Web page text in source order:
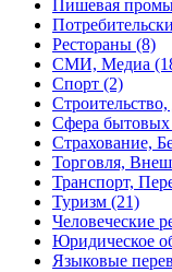
Пишевая
Рестораны (8)
СМИ, Медиа
Спорт (2)
Сфера бытовых
Страхование,
Торговля,
Транспорт,
Туризм (21)
Человеческие
Юридическое
Языковые